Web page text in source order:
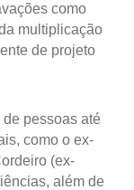
como
multiplicação
de projeto
pessoas até
como o ex-
(ex-
além de